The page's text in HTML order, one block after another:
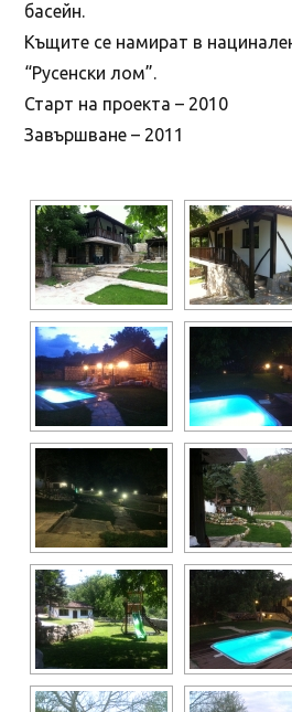
басейн.
Къщите се намират в
“Русенски лом”.
Старт на проекта – 2010
Завършване – 2011